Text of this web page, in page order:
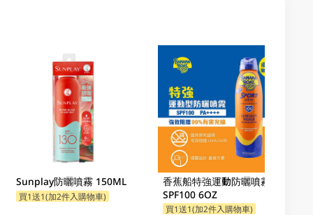
Sunplay防曬噴霧 150ML
買1送1(加2件入購物車)
香蕉船特強運動防曬噴霧
SPF100 6OZ
買1送1(加2件入購物車)